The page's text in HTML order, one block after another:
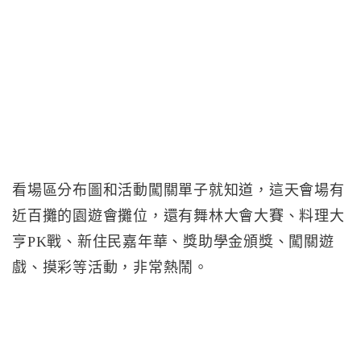
看場區分布圖和活動闖關單子就知道，這天會場有
近百攤的園遊會攤位，還有舞林大會大賽、料理大
亨PK戰、新住民嘉年華、獎助學金頒獎、闖關遊
戲、摸彩等活動，非常熱鬧。